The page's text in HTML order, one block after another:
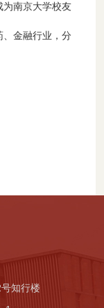
为南京大学校友
、金融行业，分
知行楼